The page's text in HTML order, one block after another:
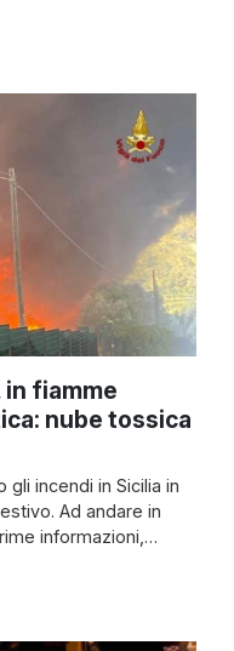
in testa. Secondo
fiamme
nube tossica
gli incendi in Sicilia in
Ad andare in
informazioni,
nel territorio di
[…]